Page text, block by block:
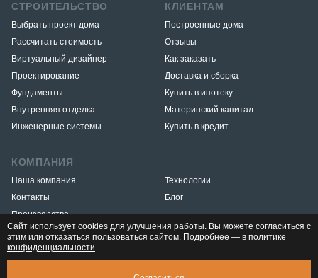
5 289 795 ₽
СТРОИТЕЛЬСТВО
Выбрать проект дома
Рассчитать стоимость
Виртуальный дизайнер
Проектирование
Фундаменты
Внутренняя отделка
Инженерные системы
КЛИЕНТАМ
Построенные дома
Отзывы
Как заказать
Доставка и сборка
Купить в ипотеку
Материнский капитал
Купить в кредит
КОМПАНИЯ
Наша компания
Контакты
Производство
Технологии
Блог
Разработка и продвижение
Сайт использует cookies для улучшения работы. Вы можете согласиться с
этим или отказаться пользоваться сайтом. Подробнее — в политике
конфиденциальности.